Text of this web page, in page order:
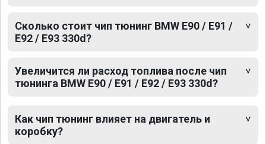
Сколько стоит чип тюнинг BMW E90 / E91 /
E92 / E93 330d?
Увеличится ли расход топлива после чип
тюнинга BMW E90 / E91 / E92 / E93 330d?
Как чип тюнинг влияет на двигатель и
коробку?